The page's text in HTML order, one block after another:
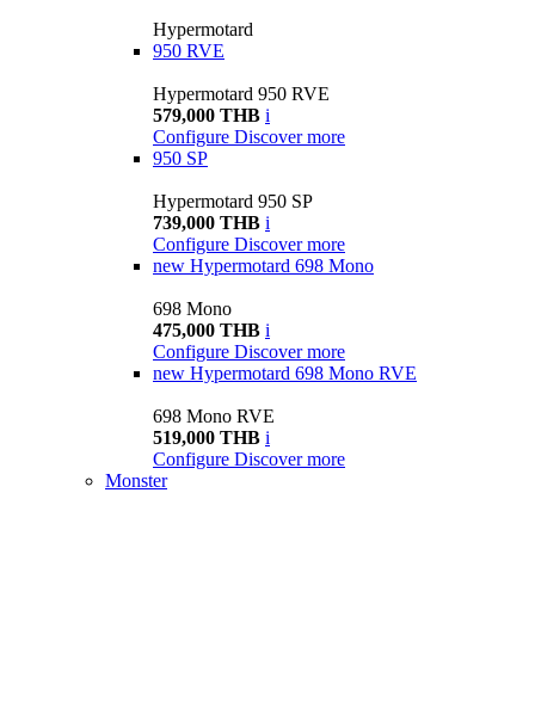
Hypermotard
950 RVE
Hypermotard 950 RVE
579,000 THB i
Configure Discover more
950 SP
Hypermotard 950 SP
739,000 THB i
Configure Discover more
new Hypermotard 698 Mono
698 Mono
475,000 THB i
Configure Discover more
new Hypermotard 698 Mono RVE
698 Mono RVE
519,000 THB i
Configure Discover more
Monster